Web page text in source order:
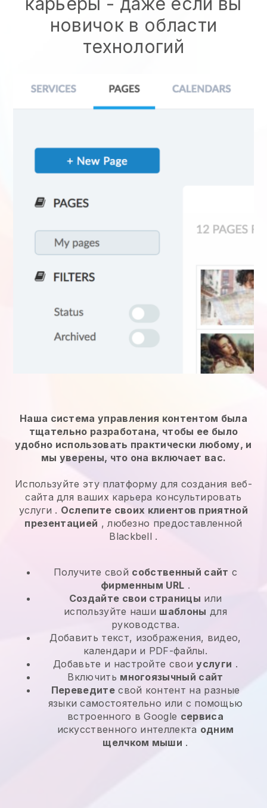
новичок в области
технологий
Наша система управления контентом была
тщательно разработана, чтобы ее было
удобно использовать практически любому, и
мы уверены, что она включает вас.
Используйте эту платформу для создания веб-
сайта для ваших карьера консультировать
услуги . Ослепите своих клиентов приятной
презентацией , любезно предоставленной
Blackbell .
Получите свой собственный сайт с
фирменным URL .
Создайте свои страницы или
используйте наши шаблоны для
руководства.
Добавить текст, изображения, видео,
календари и PDF-файлы.
Добавьте и настройте своиуслуги .
Включить многоязычный сайт
Переведитесвой контент на разные
языки самостоятельно или с помощью
встроенного в Google сервиса
искусственного интеллекта одним
щелчком мыши .